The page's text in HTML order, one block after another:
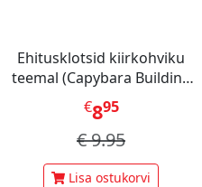
Ehitusklotsid kiirkohviku
teemal (Capybara Building
Blocks)
€895
€9.95
Lisa ostukorvi